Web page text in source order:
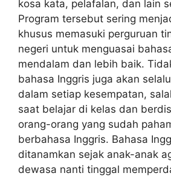
kosa kata, pelafalan, dan lain
Program tersebut sering
khusus memasuki perguruan
negeri untuk menguasai
mendalam dan lebih baik.
bahasa Inggris juga akan
dalam setiap kesempatan,
saat belajar di kelas dan
orang-orang yang sudah
berbahasa Inggris. Bahasa
ditanamkan sejak anak-anak
dewasa nanti tinggal